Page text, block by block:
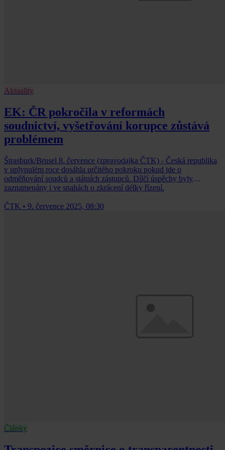
Aktuality
EK: ČR pokročila v reformách
soudnictví, vyšetřování korupce zůstává
problémem
Štrasburk/Brusel 8. července (zpravodajka ČTK) - Česká republika
v uplynulém roce dosáhla určitého pokroku pokud jde o
odměňování soudců a státních zástupců. Dílčí úspěchy byly
zaznamenány i ve snahách o zkrácení délky řízení.
ČTK • 9. července 2025, 08:30
Články